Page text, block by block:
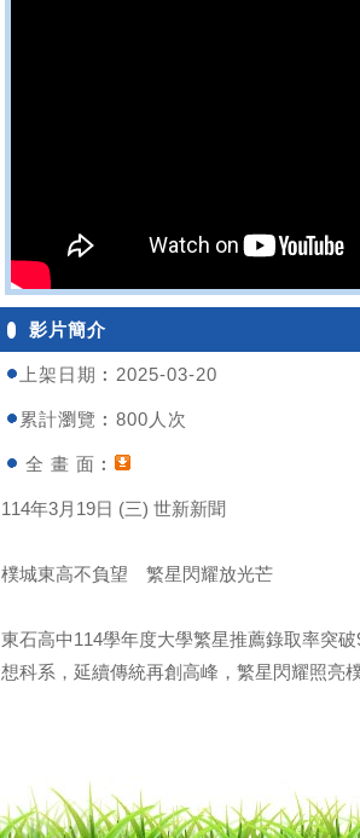
影片簡介
上架日期︰2025-03-20
累計瀏覽︰800人次
全 畫 面︰
114年3月19日 (三) 世新新聞
樸城東高不負望 繁星閃耀放光芒
東石高中114學年度大學繁星推薦錄取率突
想科系，延續傳統再創高峰，繁星閃耀照亮樸